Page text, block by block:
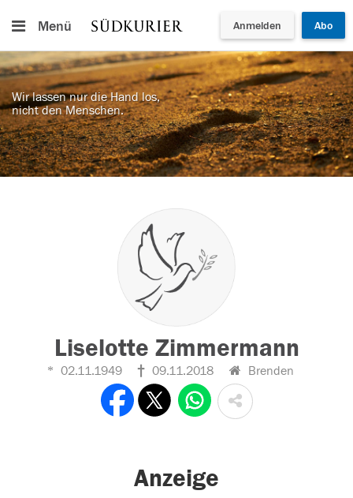
Menü Anmelden Abo
Wir lassen nur die Hand los,
nicht den Menschen.
Liselotte Zimmermann
02.11.1949 09.11.2018 Brenden
Anzeige